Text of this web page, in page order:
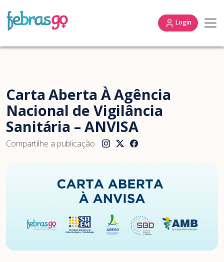
Login
Carta Aberta À Agência
Nacional de Vigilância
Sanitária – ANVISA
Compartilhe a publicação